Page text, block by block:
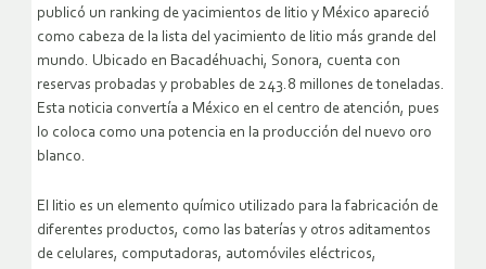
publicó un ranking de yacimientos de litio y México apareció
como cabeza de la lista del yacimiento de litio más grande del
mundo. Ubicado en Bacadéhuachi, Sonora, cuenta con
reservas probadas y probables de 243.8 millones de toneladas.
Esta noticia convertía a México en el centro de atención, pues
lo coloca como una potencia en la producción del nuevo oro
blanco.
El litio es un elemento químico utilizado para la fabricación de
diferentes productos, como las baterías y otros aditamentos
de celulares, computadoras, automóviles eléctricos,